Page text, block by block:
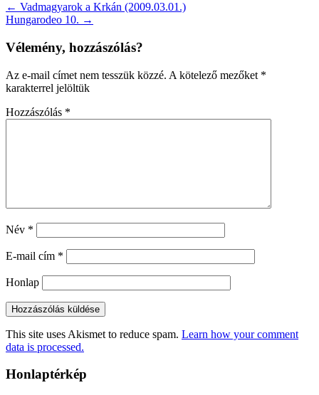
← Vadmagyarok a Krkán (2009.03.01.)
Hungarodeo 10. →
Vélemény, hozzászólás?
Az e-mail címet nem tesszük közzé. A kötelező mezőket *
karakterrel jelöltük
Hozzászólás *
Név *
E-mail cím *
Honlap
This site uses Akismet to reduce spam. Learn how your comment
data is processed.
Honlaptérkép